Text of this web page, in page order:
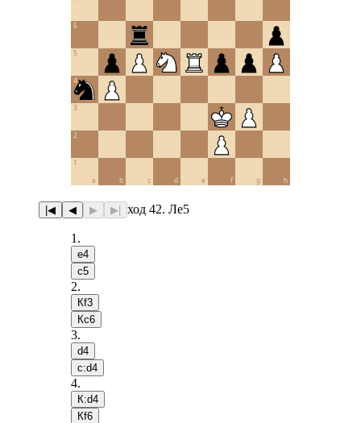
a b c d e f g h
1
2
3
4
5
6
|◀ ◀ ▶ ▶| ход 42. Лe5
1 .
e4
c5
2.
Кf3
Кc6
3.
d4
c:d4
4.
К:d4
Кf6